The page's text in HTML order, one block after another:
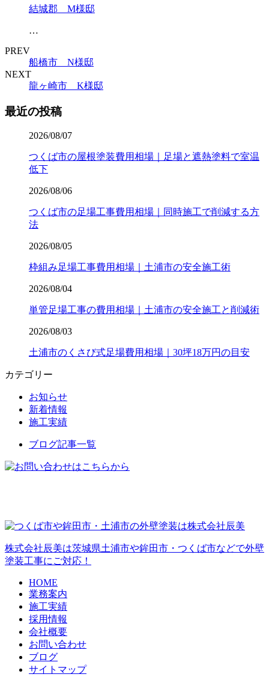
結城郡 M様邸
…
PREV
船橋市 N様邸
NEXT
龍ヶ崎市 K様邸
最近の投稿
2026/08/07
つくば市の屋根塗装費用相場｜足場と遮熱塗料で室温
低下
2026/08/06
つくば市の足場工事費用相場｜同時施工で削減する方
法
2026/08/05
枠組み足場工事費用相場｜土浦市の安全施工術
2026/08/04
単管足場工事の費用相場｜土浦市の安全施工と削減術
2026/08/03
土浦市のくさび式足場費用相場｜30坪18万円の目安
カテゴリー
お知らせ
新着情報
施工実績
ブログ記事一覧
株式会社辰美は茨城県土浦市や鉾田市・つくば市などで外壁
塗装工事にご対応！
HOME
業務案内
施工実績
採用情報
会社概要
お問い合わせ
ブログ
サイトマップ